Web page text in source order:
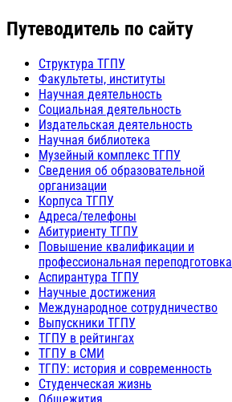
Путеводитель по сайту
Структура ТГПУ
Факультеты, институты
Научная деятельность
Социальная деятельность
Издательская деятельность
Научная библиотека
Музейный комплекс ТГПУ
Сведения об образовательной
организации
Корпуса ТГПУ
Адреса/телефоны
Абитуриенту ТГПУ
Повышение квалификации и
профессиональная переподготовка
Аспирантура ТГПУ
Научные достижения
Международное сотрудничество
Выпускники ТГПУ
ТГПУ в рейтингах
ТГПУ в СМИ
ТГПУ: история и современность
Студенческая жизнь